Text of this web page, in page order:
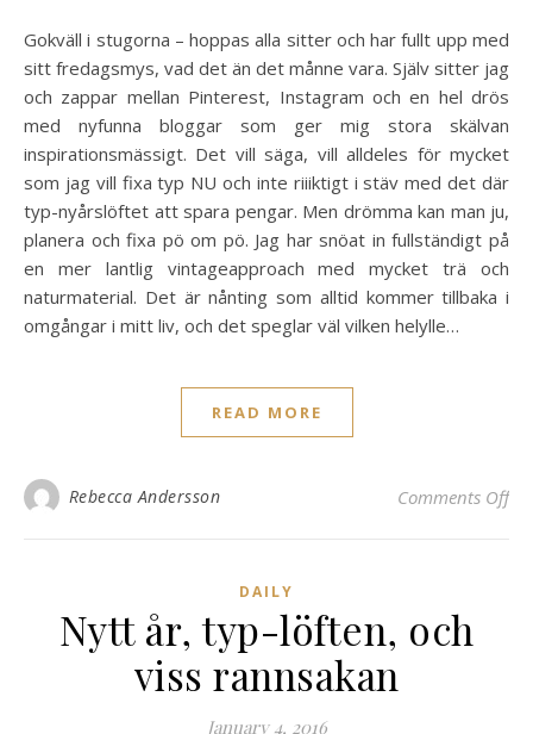
Gokväll i stugorna – hoppas alla sitter och har fullt upp med
sitt fredagsmys, vad det än det månne vara. Själv sitter jag
och zappar mellan Pinterest, Instagram och en hel drös
med nyfunna bloggar som ger mig stora skälvan
inspirationsmässigt. Det vill säga, vill alldeles för mycket
som jag vill fixa typ NU och inte riiiktigt i stäv med det där
typ-nyårslöftet att spara pengar. Men drömma kan man ju,
planera och fixa pö om pö. Jag har snöat in fullständigt på
en mer lantlig vintageapproach med mycket trä och
naturmaterial. Det är nånting som alltid kommer tillbaka i
omgångar i mitt liv, och det speglar väl vilken helylle…
READ MORE
Rebecca Andersson Comments Offon
DAILY
Nytt år, typ-löften, och
viss rannsakan
January 4, 2016